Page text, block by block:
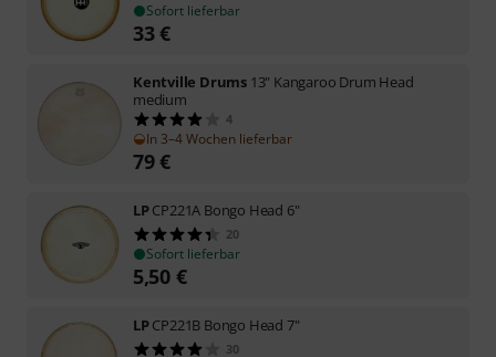
Sofort lieferbar
33€
Kentville Drums 13" Kangaroo Drum Head
medium
4
In 3–4 Wochen lieferbar
79€
LPCP221A Bongo Head 6"
20
Sofort lieferbar
5,50 €
LPCP221B Bongo Head 7"
30